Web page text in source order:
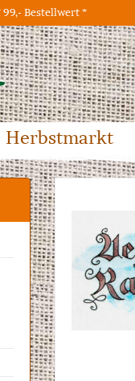
Bestellwert *
Herbstmarkt